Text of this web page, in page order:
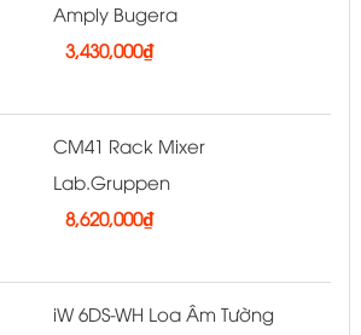
Amply Bugera
3,430,000₫
CM41 Rack Mixer
Lab.Gruppen
8,620,000₫
iW 6DS-WH Loa Âm Tường